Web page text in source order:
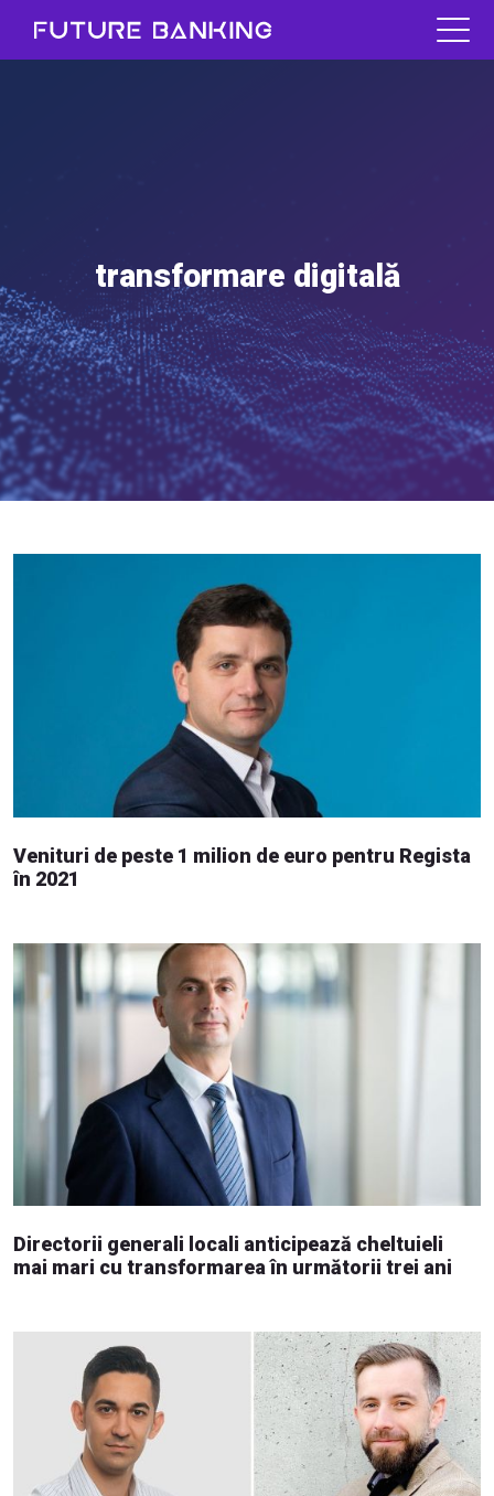
transformare digitală
Venituri de peste 1 milion de euro pentru Regista
în 2021
Directorii generali locali anticipează cheltuieli
mai mari cu transformarea în următorii trei ani